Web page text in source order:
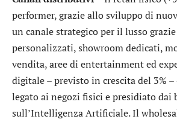
performer, grazie allo sviluppo di
un canale strategico per il lusso
personalizzati, showroom dedicati,
vendita, aree di entertainment ed
digitale – previsto in crescita del 3%
legato ai negozi fisici e presidiato dai
sull’Intelligenza Artificiale. Il